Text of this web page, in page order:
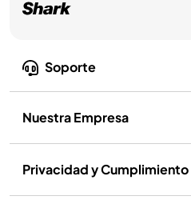
Soporte
Nuestra Empresa
Privacidad y Cumplimiento